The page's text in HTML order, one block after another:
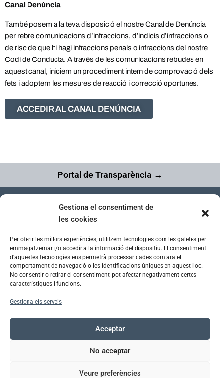
Gestiona el consentiment de
les cookies
Per oferir les millors experiències, utilitzem tecnologies com les galetes per
emmagatzemar i/o accedir a la informació del dispositiu. El consentiment
d'aquestes tecnologies ens permetrà processar dades com ara el
comportament de navegació o les identificacions úniques en aquest lloc.
No consentir o retirar el consentiment, pot afectar negativament certes
característiques i funcions.
Gestiona els serveis
Acceptar
No acceptar
Veure preferències
Canal Denúncia
També posem a la teva disposició el nostre Canal de Denúncia
per rebre comunicacions d’infraccions, d’indicis d’infraccions o
de risc de que hi hagi infraccions penals o infraccions del nostre
Codi de Conducta. A través de les comunicacions rebudes en
aquest canal, iniciem un procediment intern de comprovació dels
fets i adoptem les mesures de reacció i correcció oportunes.
ACCEDIR AL CANAL DENÚNCIA
Portal de Transparència →
Fundació Tallers | Inclusió Laboral
Entitat de Pere Caver Grup
Tel. 93 392 23 11
info@fundaciotallers.org
Treballa amb nosaltres
Vols formar part del nostre equip i comparteixes
Política de privacitat|Política de Cookies